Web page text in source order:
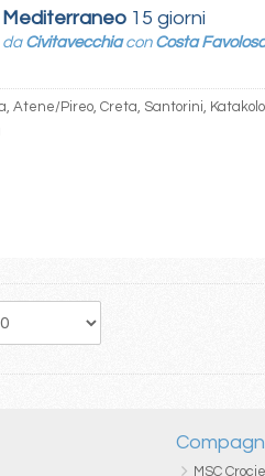
Mediterraneo 15 giorni
da Civitavecchiacon Costa
Atene/Pireo, Creta, Santorini,
153
MSC